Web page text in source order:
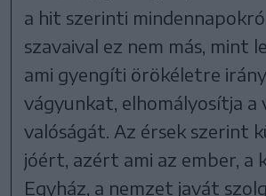
a hit szerinti
szavaival ez nem más, mint
ami gyengíti örökéletre
vágyunkat, elhomályosítja a
valóságát. Az érsek szerint
jóért, azért ami az ember, a
Egyház, a nemzet javát